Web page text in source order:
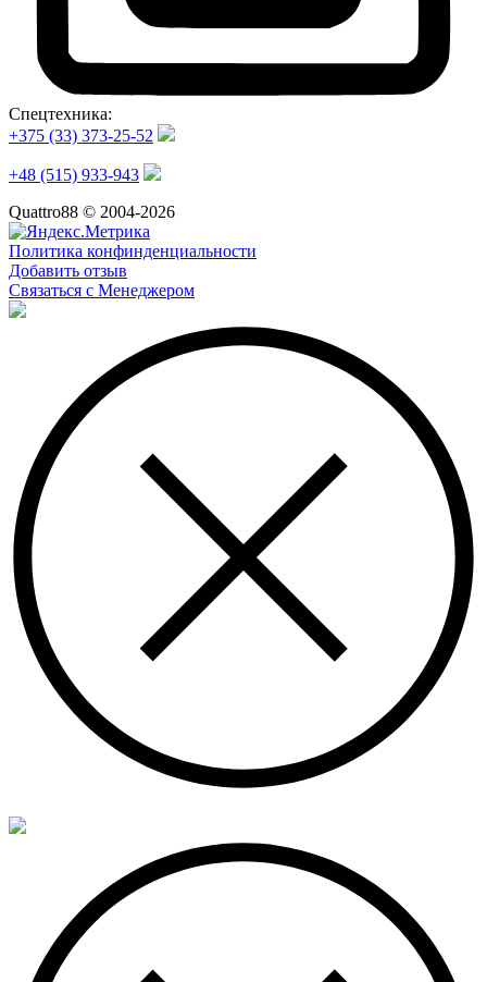
Спецтехника:
+375 (33) 373-25-52
+48 (515) 933-943
Quattro88 © 2004-2026
Политика конфинденциальности
Добавить отзыв
Связаться с Менеджером